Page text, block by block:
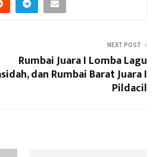
NEXT POST
Rumbai Juara I Lomba Lagu
dan Rumbai Barat Juara I
Pildacil